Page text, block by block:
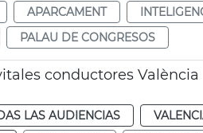
APARCAMENT
PALAU DE CONGRESOS
conductores València
LAS AUDIENCIAS